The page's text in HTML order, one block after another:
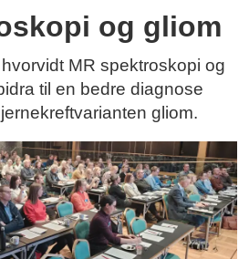
og gliom
MR spektroskopi og
til en bedre diagnose
gliom.